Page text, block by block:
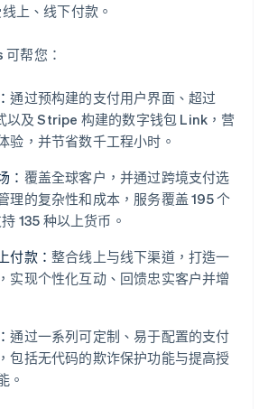
上、线下付款。
帮您：
通过预构建的支付用户界面、超过
以及 Stripe 构建的数字钱包 Link，营
验，并节省数千工程小时。
： 覆盖全球客户，并通过跨境支付选
理的复杂性和成本，服务覆盖 195 个
135 种以上货币。
付款： 整合线上与线下渠道，打造一
实现个性化互动、回馈忠实客户并增
通过一系列可定制、易于配置的支付
包括无代码的欺诈保护功能与提高授
。